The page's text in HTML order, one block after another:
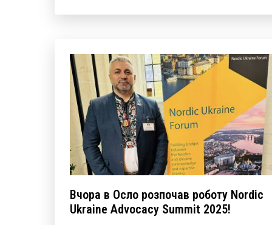
Вчора в Осло розпочав роботу Nordic
Ukraine Advocacy Summit 2025!